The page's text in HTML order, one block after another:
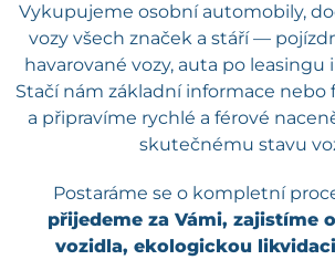
Vykupujeme osobní automobily,
vozy všech značek a stáří —
havarované vozy, auta po leasingu
Stačí nám základní informace nebo
a připravíme rychlé a férové
skutečnému stavu
Postaráme se o kompletní
přijedeme za Vámi, zajistíme
vozidla, ekologickou